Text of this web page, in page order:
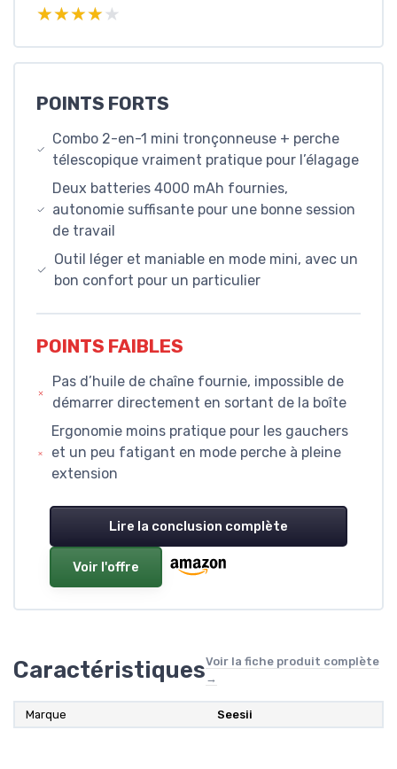
★★★★★
★★★★★
POINTS FORTS
Combo 2-en-1 mini tronçonneuse + perche
télescopique vraiment pratique pour l’élagage
Deux batteries 4000 mAh fournies,
autonomie suffisante pour une bonne session
de travail
Outil léger et maniable en mode mini, avec un
bon confort pour un particulier
POINTS FAIBLES
Pas d’huile de chaîne fournie, impossible de
démarrer directement en sortant de la boîte
Ergonomie moins pratique pour les gauchers
et un peu fatigant en mode perche à pleine
extension
Lire la conclusion complète
Voir l'offre
CaractéristiquesVoir la fiche produit complète
→
Marque Seesii